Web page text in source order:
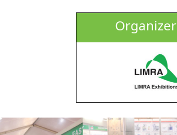
Organizer